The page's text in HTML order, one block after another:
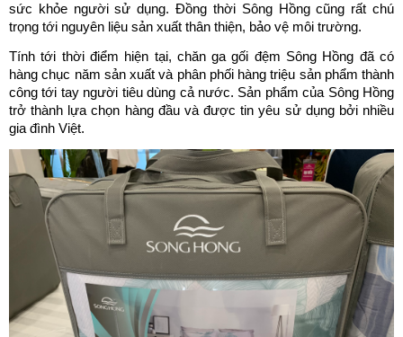
sức khỏe người sử dụng. Đồng thời Sông Hồng cũng rất chú
trọng tới nguyên liệu sản xuất thân thiện, bảo vệ môi trường.
Tính tới thời điểm hiện tại, chăn ga gối đệm Sông Hồng đã có
hàng chục năm sản xuất và phân phối hàng triệu sản phẩm thành
công tới tay người tiêu dùng cả nước. Sản phẩm của Sông Hồng
trở thành lựa chọn hàng đầu và được tin yêu sử dụng bởi nhiều
gia đình Việt.